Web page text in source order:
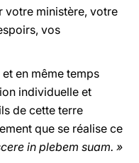
ministère, votre
vos
en même temps
individuelle et
de cette terre
que se réalise ce
in plebem suam. »